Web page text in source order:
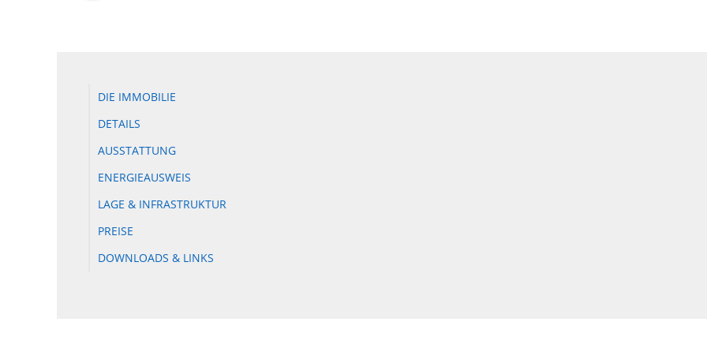
DIE IMMOBILIE
DETAILS
AUSSTATTUNG
ENERGIEAUSWEIS
LAGE & INFRASTRUKTUR
PREISE
DOWNLOADS & LINKS